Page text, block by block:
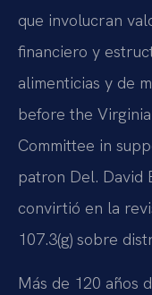
que involucran
financiero y
alimenticias y de
before the
Committee in
patron Del. David
convirtió en la
107.3(g) sobre
Más de 120 años